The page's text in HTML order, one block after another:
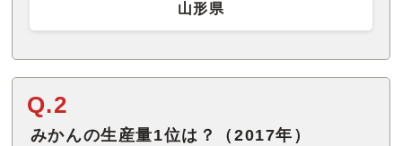
山形県
Q.2
みかんの生産量1位は？（2017年）